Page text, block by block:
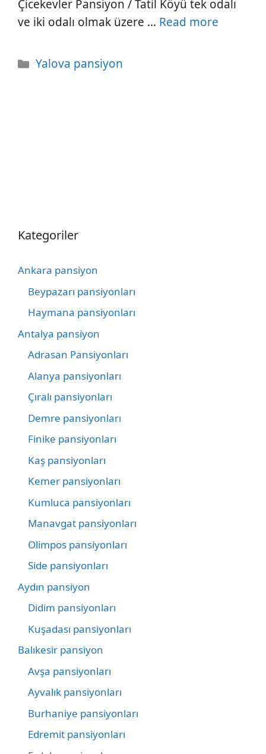
Çicekevler Pansiyon / Tatil Köyü tek odalı
ve iki odalı olmak üzere … Read more
Kategoriler
Yalova pansiyon
Kategoriler
Ankara pansiyon
Beypazarı pansiyonları
Haymana pansiyonları
Antalya pansiyon
Adrasan Pansiyonları
Alanya pansiyonları
Çıralı pansiyonları
Demre pansiyonları
Finike pansiyonları
Kaş pansiyonları
Kemer pansiyonları
Kumluca pansiyonları
Manavgat pansiyonları
Olimpos pansiyonları
Side pansiyonları
Aydın pansiyon
Didim pansiyonları
Kuşadası pansiyonları
Balıkesir pansiyon
Avşa pansiyonları
Ayvalık pansiyonları
Burhaniye pansiyonları
Edremit pansiyonları